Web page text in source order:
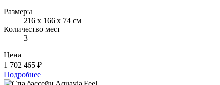
Размеры
216 х 166 х 74 см
Количество мест
3
Цена
1 702 465 ₽
Подробнее